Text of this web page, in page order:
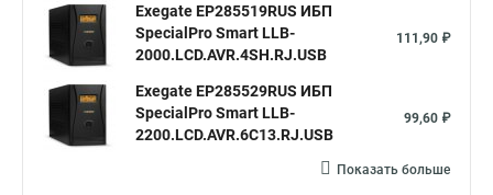
Exegate EP285519RUS ИБП
SpecialPro Smart LLB-
2000.LCD.AVR.4SH.RJ.USB
111,90 ₽
Exegate EP285529RUS ИБП
SpecialPro Smart LLB-
2200.LCD.AVR.6C13.RJ.USB
99,60 ₽
Показать больше